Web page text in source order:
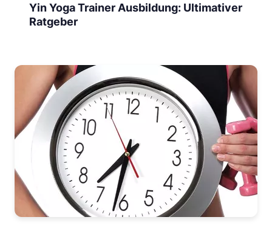
Yin Yoga Trainer Ausbildung: Ultimativer
Ratgeber